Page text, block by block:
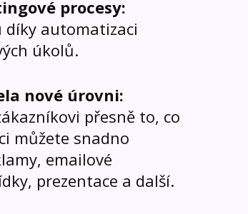
procesy:
díky automatizaci
úkolů.
nové úrovni:
přesně to, co
můžete snadno
emailové
prezentace a další.